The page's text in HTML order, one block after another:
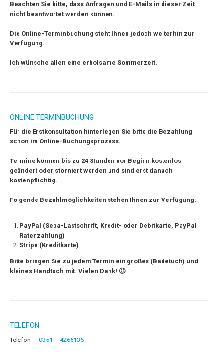
Beachten Sie bitte, dass Anfragen und E-Mails in dieser Zeit
nicht beantwortet werden können.
Die Online-Terminbuchung steht Ihnen jedoch weiterhin zur
Verfügung.
Ich wünsche allen eine erholsame Sommerzeit.
ONLINE TERMINBUCHUNG
Für die Erstkonsultation hinterlegen Sie bitte die Bezahlung
schon im Online-Buchungsprozess.
Termine können bis zu 24 Stunden vor Beginn kostenlos
geändert oder storniert werden und sind erst danach
kostenpflichtig.
Folgende Bezahlmöglichkeiten stehen Ihnen zur Verfügung:
PayPal (Sepa-Lastschrift, Kredit- oder Debitkarte, PayPal
Ratenzahlung)
Stripe (Kreditkarte)
Bitte bringen Sie zu jedem Termin ein großes (Badetuch) und
kleines Handtuch mit. Vielen Dank! 🙂
TELEFON
Telefon 0351 – 4265136